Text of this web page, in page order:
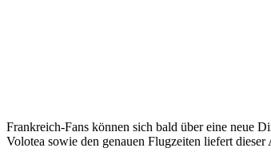
Frankreich-Fans können sich bald über eine neue
Volotea sowie den genauen Flugzeiten liefert dieser